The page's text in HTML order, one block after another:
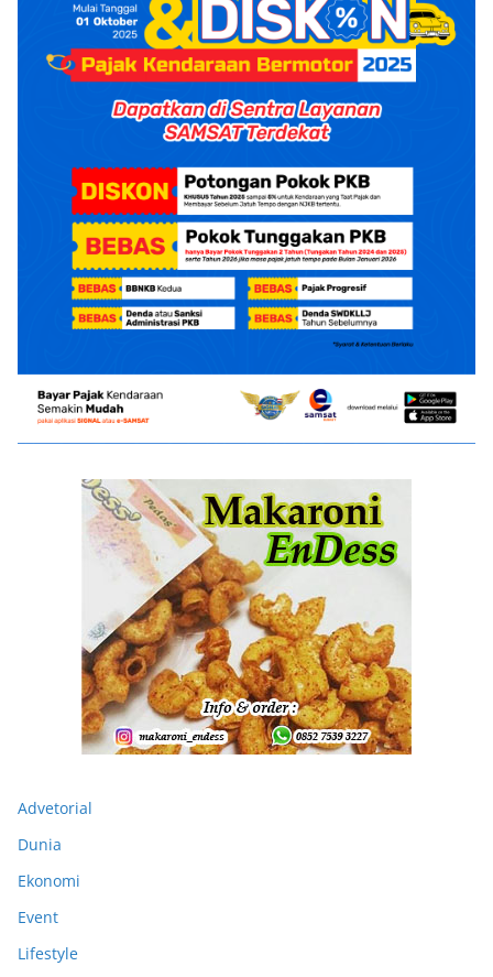
Advetorial
Dunia
Ekonomi
Event
Lifestyle